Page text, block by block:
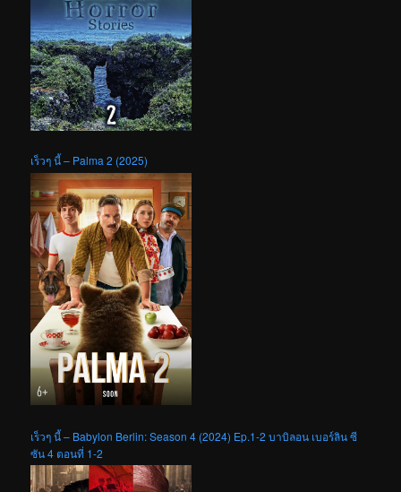
เร็วๆ นี้ – Palma 2 (2025)
เร็วๆ นี้ – Babylon Berlin: Season 4 (2024) Ep.1-2 บาบิลอน เบอร์ลิน ซี
ซัน 4 ตอนที่ 1-2